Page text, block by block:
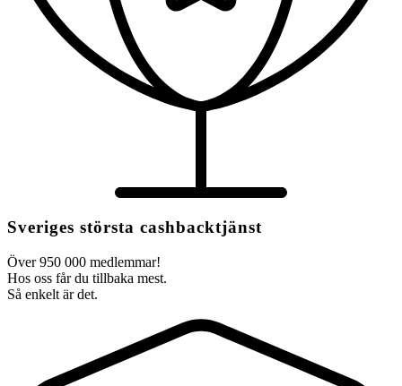
Sveriges största cashbacktjänst
Över 950 000 medlemmar!
Hos oss får du tillbaka mest.
Så enkelt är det.